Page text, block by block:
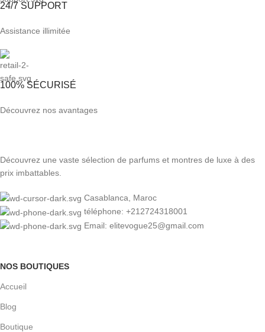
24/7 SUPPORT
Assistance illimitée
100% SÉCURISÉ
Découvrez nos avantages
Découvrez une vaste sélection de parfums et montres de luxe à des
prix imbattables.
Casablanca, Maroc
téléphone: +212724318001
Email: elitevogue25@gmail.com
NOS BOUTIQUES
Accueil
Blog
Boutique